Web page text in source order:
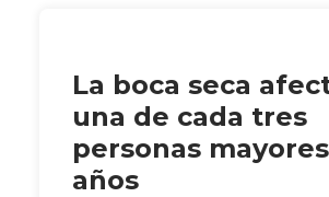
La boca seca
una de cada tres
personas
años